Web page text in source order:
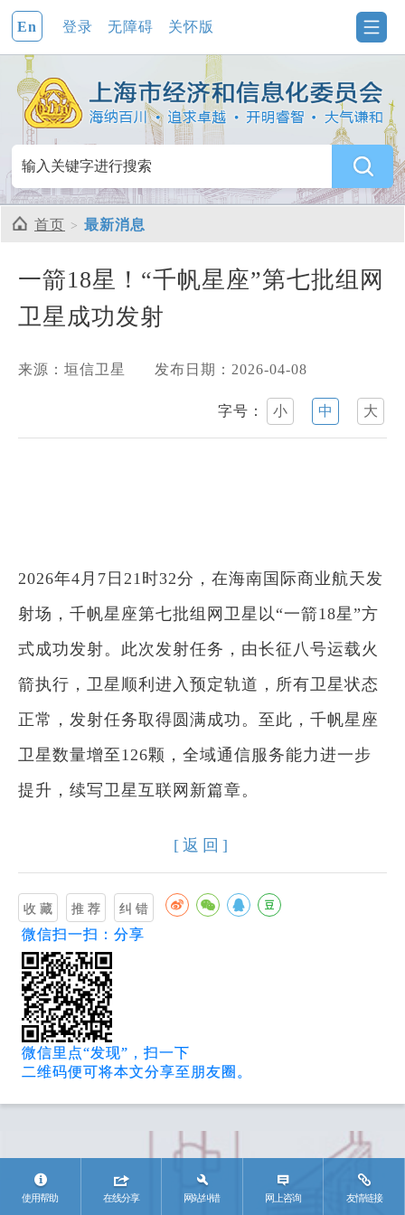
En 登录 无障碍 关怀版
首页 最新消息
一箭18星！“千帆星座”第七批组网
卫星成功发射
来源：垣信卫星 发布日期：2026-04-08
字号：小 中 大
2026年4月7日21时32分，在海南国际商业航天发
射场， 千帆星座第七批组网卫星以“一箭18星”方
式成功发射。此次发射任务，由长征八号运载火
箭执行，卫星顺利进入预定轨道，所有卫星状态
正常，发射任务取得圆满成功。至此，千帆星座
卫星数量增至126颗，全域通信服务能力进一步
提升，续写卫星互联网新篇章。
[返回]
微信扫一扫：分享
微信里点“发现”，扫一下
二维码便可将本文分享至朋友圈。
使用帮助 在线分享 网站纠错 网上咨询 友情链接